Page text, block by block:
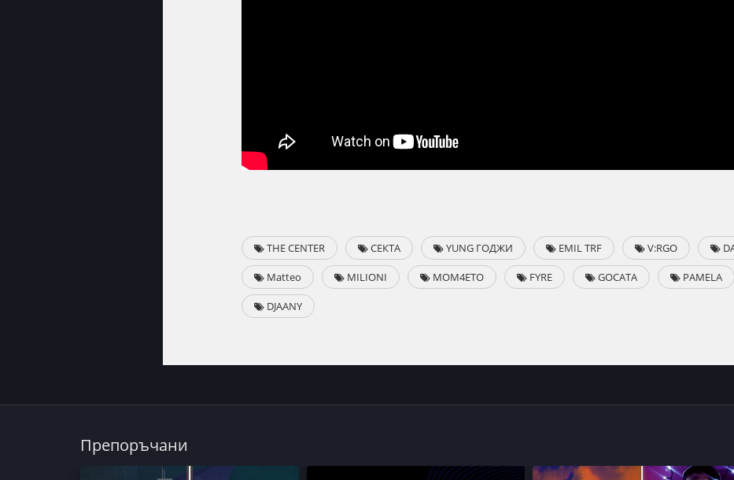
THE CENTER СЕКТА YUNG ГОДЖИ EMIL TRF V:RGO
Matteo MILIONI MOM4ETO FYRE GOCATA PAMELA
DJAANY
Препоръчани